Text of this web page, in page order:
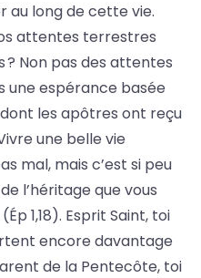
au long de cette vie.
attentes terrestres
Non pas des attentes
une espérance basée
les apôtres ont reçu
une belle vie
mal, mais c’est si peu
l’héritage que vous
1,18). Esprit Saint, toi
encore davantage
de la Pentecôte, toi